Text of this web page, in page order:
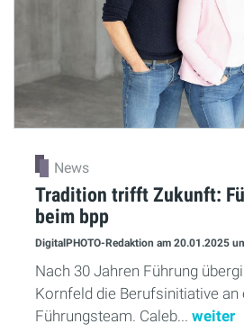
News
Tradition trifft Zukunft:
beim bpp
DigitalPHOTO-Redaktion am 20.01.2025
Nach 30 Jahren Führung
Kornfeld die Berufsinitiative an
Führungsteam. Caleb... weiter